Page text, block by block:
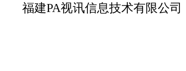
福建PA视讯信息技术有限公司